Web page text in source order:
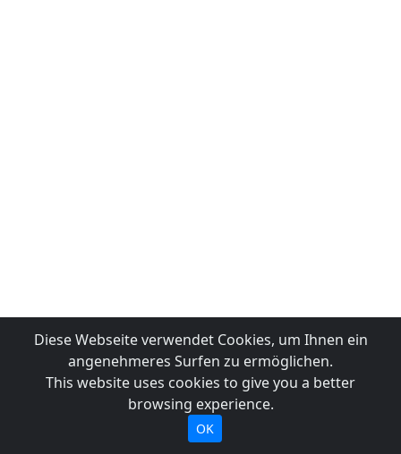
Diese Webseite verwendet Cookies, um Ihnen ein
angenehmeres Surfen zu ermöglichen.
This website uses cookies to give you a better
browsing experience.
OK